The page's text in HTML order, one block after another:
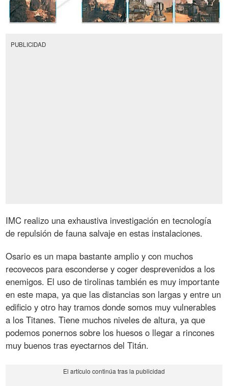
PUBLICIDAD
IMC realizo una exhaustiva investigación en tecnología
de repulsión de fauna salvaje en estas instalaciones.
Osario es un mapa bastante amplio y con muchos
recovecos para esconderse y coger desprevenidos a los
enemigos. El uso de tirolinas también es muy importante
en este mapa, ya que las distancias son largas y entre un
edificio y otro hay tramos donde somos muy vulnerables
a los Titanes. Tiene muchos niveles de altura, ya que
podemos ponernos sobre los huesos o llegar a rincones
muy buenos tras eyectarnos del Titán.